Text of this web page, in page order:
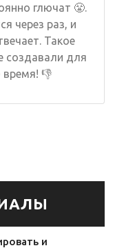
глючат 😤.
через раз, и
Такое
создавали для
время! 👎
и